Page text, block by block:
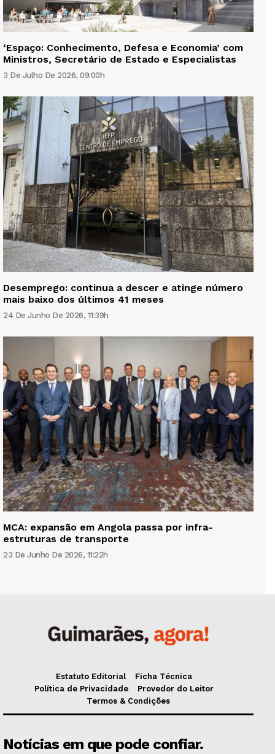
‘Espaço: Conhecimento, Defesa e Economia’ com
Ministros, Secretário de Estado e Especialistas
3 De Julho De 2026, 09:00h
Desemprego: continua a descer e atinge número
mais baixo dos últimos 41 meses
24 De Junho De 2026, 11:39h
MCA: expansão em Angola passa por infra-
estruturas de transporte
23 De Junho De 2026, 11:22h
Estatuto Editorial
Ficha Técnica
Política de Privacidade
Provedor do Leitor
Termos & Condições
Notícias em que pode confiar.